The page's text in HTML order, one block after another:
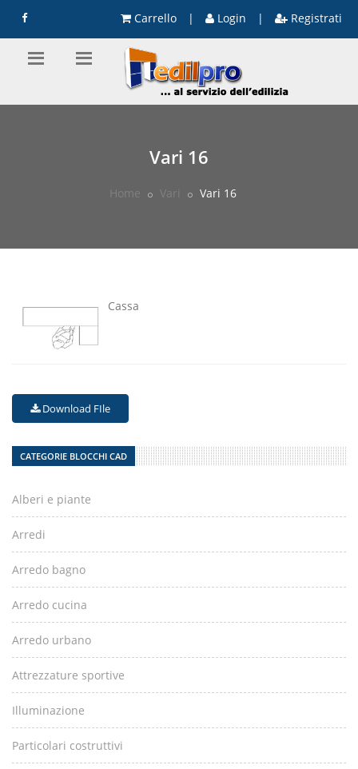
Carrello | Login | Registrati
Vari 16
Home Vari Vari 16
Cassa
Download FIle
CATEGORIE BLOCCHI CAD
Alberi e piante
Arredi
Arredo bagno
Arredo cucina
Arredo urbano
Attrezzature sportive
Illuminazione
Particolari costruttivi